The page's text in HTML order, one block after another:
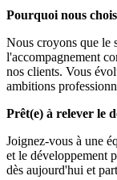
Pourquoi nous
Nous croyons que le
l'accompagnement
nos clients. Vous
ambitions
Prêt(e) à relever le
Joignez-vous à une
et le développement
dès aujourd'hui et